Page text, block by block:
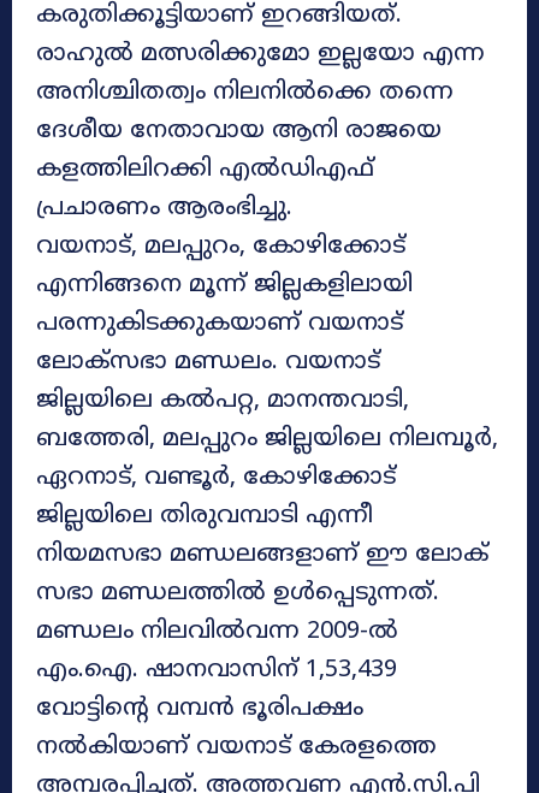
കരുതിക്കൂട്ടിയാണ് ഇറങ്ങിയത്.
രാഹുൽ മത്സരിക്കുമോ ഇല്ലയോ എന്ന
അനിശ്ചിതത്വം നിലനിൽക്കെ തന്നെ
ദേശീയ നേതാവായ ആനി രാജയെ
കളത്തിലിറക്കി എൽഡിഎഫ്
പ്രചാരണം ആരംഭിച്ചു.
വയനാട്, മലപ്പുറം, കോഴിക്കോട്
എന്നിങ്ങനെ മൂന്ന് ജില്ലകളിലായി
പരന്നുകിടക്കുകയാണ് വയനാട്
ലോക്‌സഭാ മണ്ഡലം. വയനാട്
ജില്ലയിലെ കല്‍പറ്റ, മാനന്തവാടി,
ബത്തേരി, മലപ്പുറം ജില്ലയിലെ നിലമ്പൂര്‍,
ഏറനാട്, വണ്ടൂര്‍, കോഴിക്കോട്
ജില്ലയിലെ തിരുവമ്പാടി എന്നീ
നിയമസഭാ മണ്ഡലങ്ങളാണ് ഈ ലോക്​
സഭാ മണ്ഡലത്തില്‍ ഉള്‍പ്പെടുന്നത്.
മണ്ഡലം നിലവില്‍വന്ന 2009-ല്‍
എം.ഐ. ഷാനവാസിന് 1,53,439
വോട്ടിന്റെ വമ്പന്‍ ഭൂരിപക്ഷം
നല്‍കിയാണ് വയനാട് കേരളത്തെ
അമ്പരപ്പിച്ചത്. അത്തവണ എന്‍.സി.പി